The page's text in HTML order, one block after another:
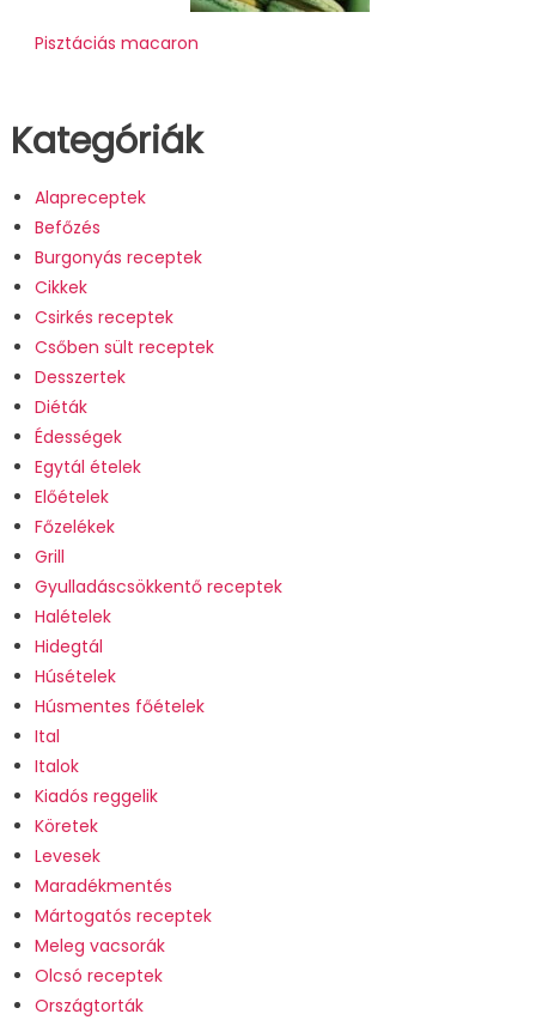
Pisztáciás macaron
Kategóriák
Alapreceptek
Befőzés
Burgonyás receptek
Cikkek
Csirkés receptek
Csőben sült receptek
Desszertek
Diéták
Édességek
Egytál ételek
Előételek
Főzelékek
Grill
Gyulladáscsökkentő receptek
Halételek
Hidegtál
Húsételek
Húsmentes főételek
Ital
Italok
Kiadós reggelik
Köretek
Levesek
Maradékmentés
Mártogatós receptek
Meleg vacsorák
Olcsó receptek
Országtorták